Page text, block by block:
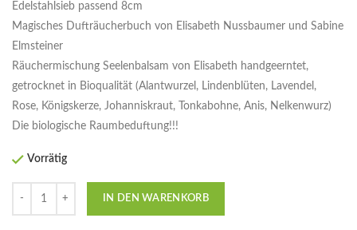
Edelstahlsieb passend 8cm
Magisches Dufträucherbuch von Elisabeth Nussbaumer und Sabine
Elmsteiner
Räuchermischung Seelenbalsam von Elisabeth handgeerntet,
getrocknet in Bioqualität (Alantwurzel, Lindenblüten, Lavendel,
Rose, Königskerze, Johanniskraut, Tonkabohne, Anis, Nelkenwurz)
Die biologische Raumbeduftung!!!
Vorrätig
IN DEN WARENKORB